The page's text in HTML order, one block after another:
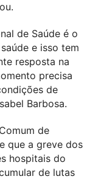
de Saúde é o
e isso tem
resposta na
precisa
de
Barbosa.
de
que a greve dos
hospitais do
de lutas